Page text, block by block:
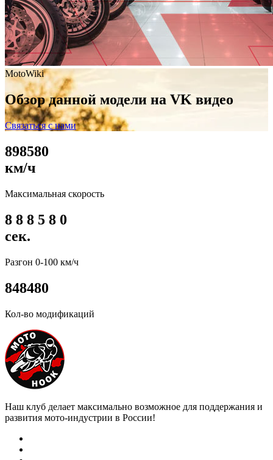
MotoWiki
Обзор данной модели на VK видео
Связаться с нами
898580
км/ч
Максимальная скорость
8 8 8 5 8 0
сек.
Разгон 0-100 км/ч
848480
Кол-во модификаций
Наш клуб делает максимально возможное для поддержания и
развития мото-индустрии в России!